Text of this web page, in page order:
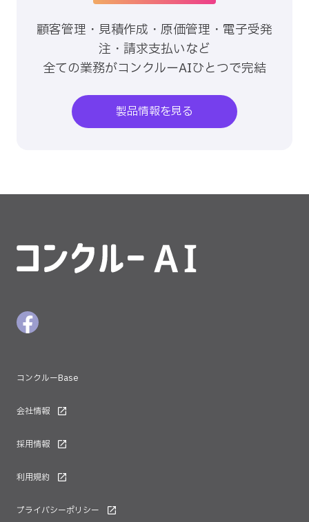
顧客管理・見積作成・原価管理・電子受発
注・請求支払いなど
全ての業務がコンクルーAIひとつで完結
製品情報を見る
コンクルーBase
会社情報
採用情報
利用規約
プライバシーポリシー